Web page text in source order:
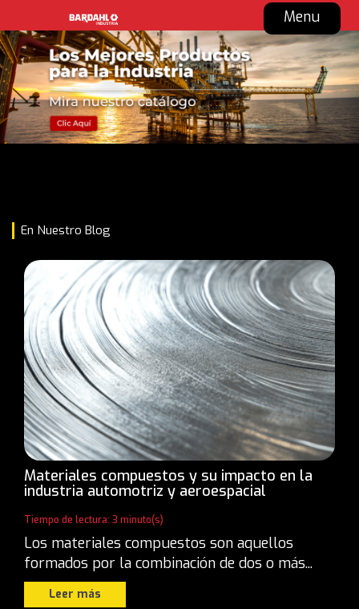
Menu
En Nuestro Blog
Materiales compuestos y su impacto en la
industria automotriz y aeroespacial
Tiempo de lectura: 3 minuto(s)
Los materiales compuestos son aquellos
formados por la combinación de dos o más...
Leer más